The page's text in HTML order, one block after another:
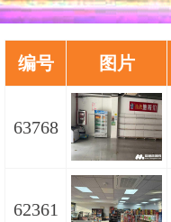
编号 图片
63768
62361